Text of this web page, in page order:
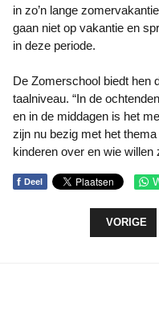
in zo’n lange
gaan niet op vakantie en
in deze periode.
De Zomerschool biedt hen
taalniveau. “In de
en in de middagen is het
zijn nu bezig met het
kinderen over en wie willen
f Deel
VORIG
VORIGE